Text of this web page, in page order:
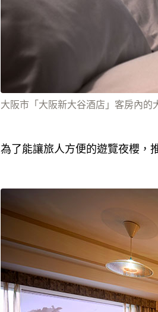
大阪市「大阪新大谷酒店」客房內的
為了能讓旅人方便的遊覽夜櫻，